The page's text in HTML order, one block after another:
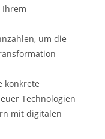
Ihrem
um die
konkrete
Technologien
mit digitalen